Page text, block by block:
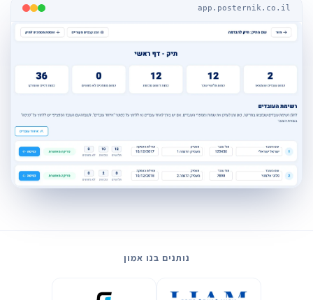
app.posternik.co.il
נותנים בנו אמון